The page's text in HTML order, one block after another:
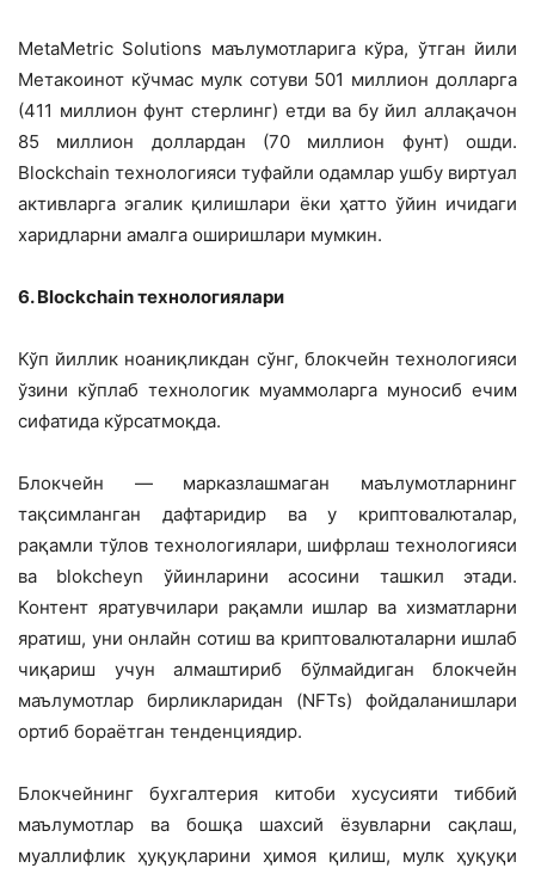
MetaMetric Solutions маълумотларига кўра, ўтган йили
Метакоинот кўчмас мулк сотуви 501 миллион долларга
(411 миллион фунт стерлинг) етди ва бу йил аллақачон
85 миллион доллардан (70 миллион фунт) ошди.
Blockchain технологияси туфайли одамлар ушбу виртуал
активларга эгалик қилишлари ёки ҳатто ўйин ичидаги
харидларни амалга оширишлари мумкин.
6. Blockchain технологиялари
Кўп йиллик ноаниқликдан сўнг, блокчейн технологияси
ўзини кўплаб технологик муаммоларга муносиб ечим
сифатида кўрсатмоқда.
Блокчейн — марказлашмаган маълумотларнинг
тақсимланган дафтаридир ва у криптовалюталар,
рақамли тўлов технологиялари, шифрлаш технологияси
ва blokcheyn ўйинларини асосини ташкил этади.
Контент яратувчилари рақамли ишлар ва хизматларни
яратиш, уни онлайн сотиш ва криптовалюталарни ишлаб
чиқариш учун алмаштириб бўлмайдиган блокчейн
маълумотлар бирликларидан (NFTs) фойдаланишлари
ортиб бораётган тенденциядир.
Блокчейнинг бухгалтерия китоби хусусияти тиббий
маълумотлар ва бошқа шахсий ёзувларни сақлаш,
муаллифлик ҳуқуқларини ҳимоя қилиш, мулк ҳуқуқи